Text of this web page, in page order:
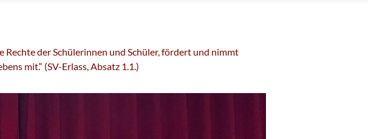
Rechte der Schülerinnen und Schüler, fördert und nimmt
mit.“ (SV-Erlass, Absatz 1.1.)